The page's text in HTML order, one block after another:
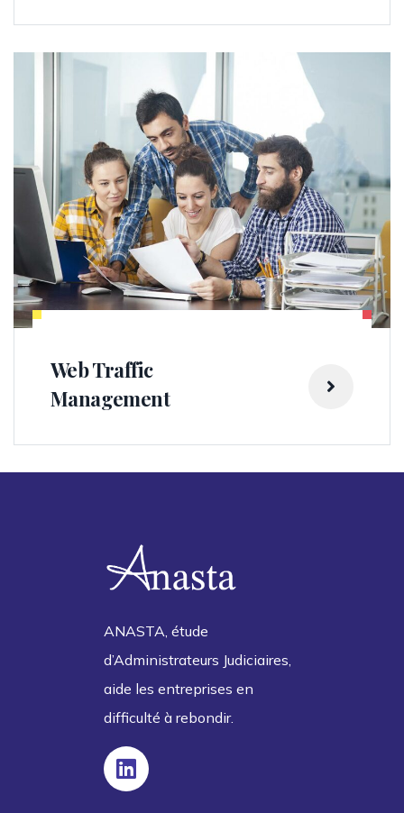
Web Traffic
Management
ANASTA, étude
d’Administrateurs Judiciaires,
aide les entreprises en
difficulté à rebondir.